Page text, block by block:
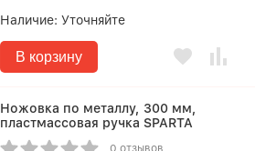
Наличие:Уточняйте
В корзину
Ножовка по металлу, 300 мм,
пластмассовая ручка SPARTA
0 отзывов